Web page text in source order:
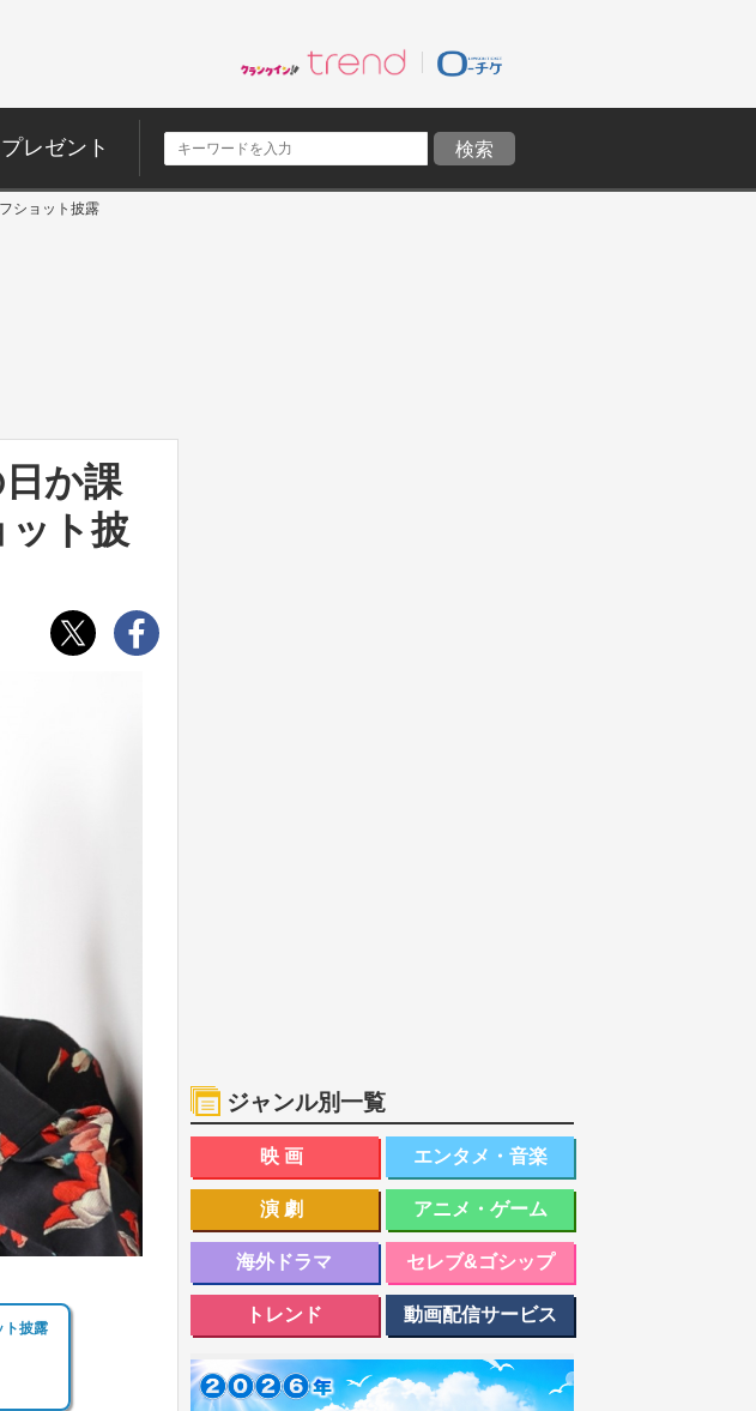
プレゼント
ショット披露
か課
ット披
ト披露
ジャンル別一覧
映画 エンタメ・音楽
演劇 アニメ・ゲーム
海外ドラマ セレブ&ゴシップ
トレンド 動画配信サービス